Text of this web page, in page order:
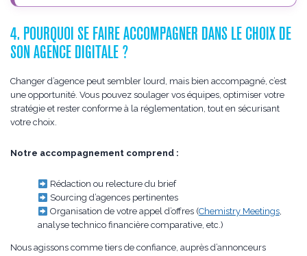
4. POURQUOI SE FAIRE ACCOMPAGNER DANS LE CHOIX DE
SON AGENCE DIGITALE ?
Changer d’agence peut sembler lourd, mais bien accompagné, c’est
une opportunité. Vous pouvez soulager vos équipes, optimiser votre
stratégie et rester conforme à la réglementation, tout en sécurisant
votre choix.
Notre accompagnement comprend :
Rédaction ou relecture du brief
Sourcing d’agences pertinentes
Organisation de votre appel d’offres (Chemistry Meetings,
analyse technico financière comparative, etc.)
Nous agissons comme tiers de confiance, auprès d’annonceurs